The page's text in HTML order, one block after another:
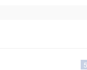
5